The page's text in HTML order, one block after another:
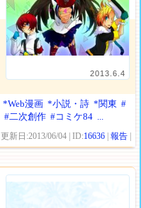
2013.6.4
*Web漫画 *小説・詩 *関東 #
#二次創作 #コミケ84 ...
| 更新日:2013/06/04 | ID:16636 |報告